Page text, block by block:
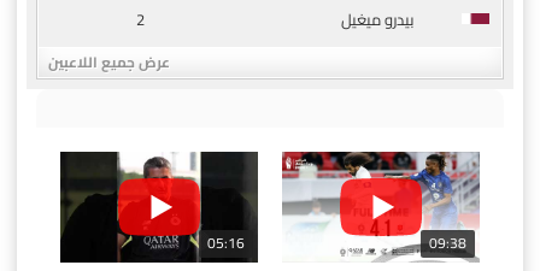
بيدرو ميغيل
2
عرض جميع اللاعبين
05:16 09:38